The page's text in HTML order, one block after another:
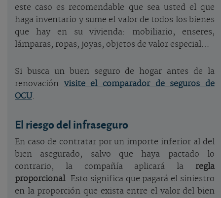
este caso es recomendable que sea usted el que
haga inventario y sume el valor de todos los bienes
que hay en su vivienda: mobiliario, enseres,
lámparas, ropas, joyas, objetos de valor especial…
Si busca un buen seguro de hogar antes de la
renovación visite el comparador de seguros de
OCU.
El riesgo del infraseguro
En caso de contratar por un importe inferior al del
bien asegurado, salvo que haya pactado lo
contrario, la compañía aplicará la regla
proporcional. Esto significa que pagará el siniestro
en la proporción que exista entre el valor del bien